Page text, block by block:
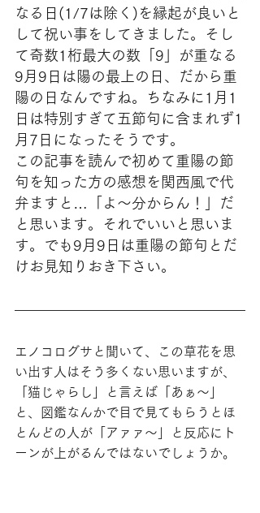
なる日(1/7は除く)を縁起が良いと
して祝い事をしてきました。そし
て奇数1桁最大の数「9」が重なる
9月9日は陽の最上の日、だから重
陽の日なんですね。ちなみに1月1
日は特別すぎて五節句に含まれず1
月7日になったそうです。
この記事を読んで初めて重陽の節
句を知った方の感想を関西風で代
弁ますと…「よ〜分からん！」だ
と思います。それでいいと思いま
す。でも9月9日は重陽の節句とだ
けお見知りおき下さい。
エノコログサと聞いて、この草花を思
い出す人はそう多くない思いますが、
「猫じゃらし」と言えば「あぁ〜」
と、図鑑なんかで目で見てもらうとほ
とんどの人が「アァァ〜」と反応にト
ーンが上がるんではないでしょうか。